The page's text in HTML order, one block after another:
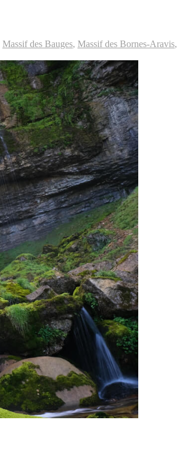
Massif des Bauges, Massif des Bornes-Aravis,